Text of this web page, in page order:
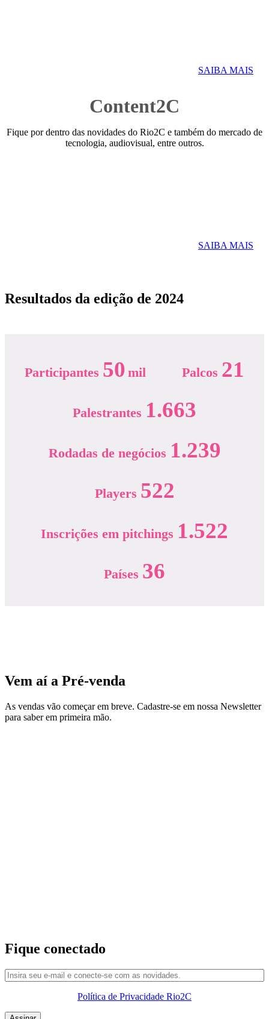
SAIBA MAIS
Content2C
Fique por dentro das novidades do Rio2C e também do mercado de
tecnologia, audiovisual, entre outros.
SAIBA MAIS
Resultados da edição de 2024
Participantes 50 mil Palcos 21
Palestrantes 1.663
Rodadas de negócios 1.239
Players 522
Inscrições em pitchings 1.522
Países 36
Vem aí a Pré-venda
As vendas vão começar em breve. Cadastre-se em nossa Newsletter
para saber em primeira mão.
Fique conectado
Política de Privacidade Rio2C